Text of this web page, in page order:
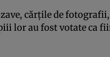
cărțile de fotografii,
lor au fost votate ca